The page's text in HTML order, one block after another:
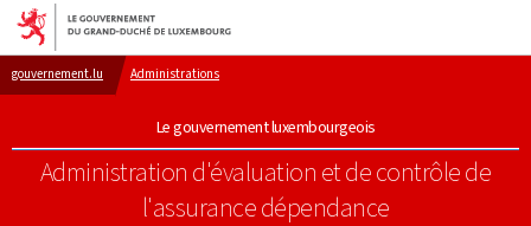
Aller au menu principal
Aller au contenu
gouvernement.lu Administrations
Le gouvernement luxembourgeois
Administration d'évaluation et de contrôle de
l'assurance dépendance